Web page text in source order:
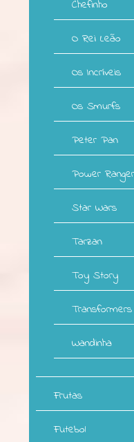
Chefinho
O Rei Leão
Os Incríveis
Os Smurfs
Peter Pan
Power
Star Wars
Tarzan
Toy Story
Transformers
Wandinha
Frutas
Futebol